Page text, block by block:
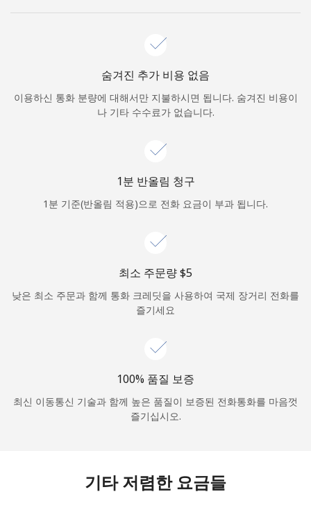
가입하세요 →
로그인
는
다음 계정으로 로그인하기
숨겨진 추가 비용 없음
이용하신 통화 분량에 대해서만 지불하시면 됩니다. 숨겨진 비용이
나 기타 수수료가 없습니다.
1분 반올림 청구
1분 기준(반올림 적용)으로 전화 요금이 부과 됩니다.
최소 주문량 ⁦$5⁩
낮은 최소 주문과 함께 통화 크레딧을 사용하여 국제 장거리 전화를
즐기세요
100% 품질 보증
최신 이동통신 기술과 함께 높은 품질이 보증된 전화통화를 마음껏
즐기십시오.
기타 저렴한 요금들